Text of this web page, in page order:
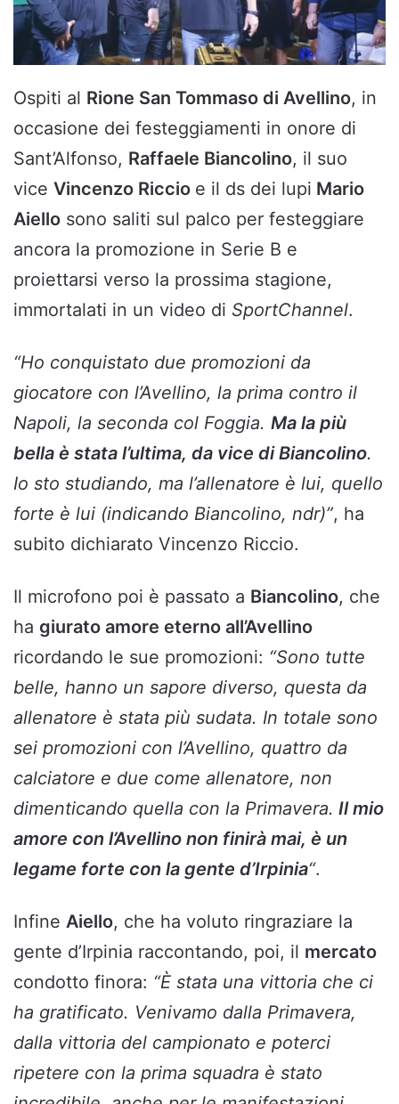
Ospiti al Rione San Tommaso di Avellino, in
occasione dei festeggiamenti in onore di
Sant’Alfonso, Raffaele Biancolino, il suo
vice Vincenzo Riccio e il ds dei lupi Mario
Aiello sono saliti sul palco per festeggiare
ancora la promozione in Serie B e
proiettarsi verso la prossima stagione,
immortalati in un video di SportChannel.
“Ho conquistato due promozioni da
giocatore con l’Avellino, la prima contro il
Napoli, la seconda col Foggia. Ma la più
bella è stata l’ultima, da vice di Biancolino.
Io sto studiando, ma l’allenatore è lui, quello
forte è lui (indicando Biancolino, ndr)”, ha
subito dichiarato Vincenzo Riccio.
Il microfono poi è passato a Biancolino, che
ha giurato amore eterno all’Avellino
ricordando le sue promozioni: “Sono tutte
belle, hanno un sapore diverso, questa da
allenatore è stata più sudata. In totale sono
sei promozioni con l’Avellino, quattro da
calciatore e due come allenatore, non
dimenticando quella con la Primavera. Il mio
amore con l’Avellino non finirà mai, è un
legame forte con la gente d’Irpinia“.
Infine Aiello, che ha voluto ringraziare la
gente d’Irpinia raccontando, poi, il mercato
condotto finora: “È stata una vittoria che ci
ha gratificato. Venivamo dalla Primavera,
dalla vittoria del campionato e poterci
ripetere con la prima squadra è stato